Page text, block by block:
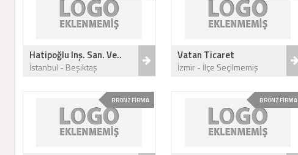
Hatipoğlu Inş. San. Ve..
İstanbul - Beşiktaş
Vatan Ticaret
İzmir - İlçe Seçilmemiş
BRONZ FİRMA BRONZ FİRMA